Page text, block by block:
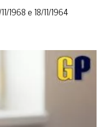
1968 e 18/11/1964